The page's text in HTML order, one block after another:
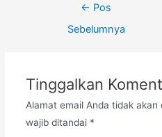
← Pos
Sebelumnya
Tinggalkan
Alamat email Anda tidak akan
wajib ditandai *